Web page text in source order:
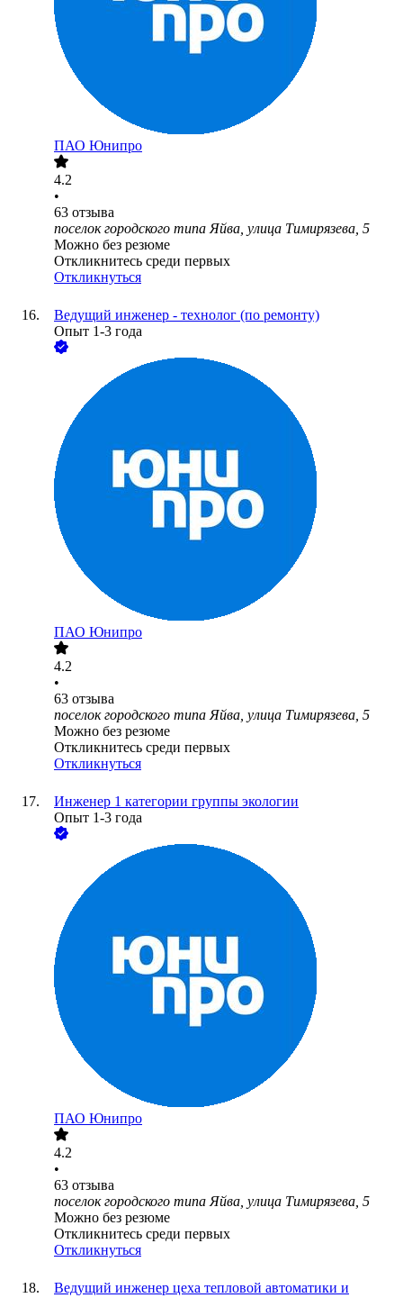
ПАО Юнипро
4.2
•
63 отзыва
поселок городского типа Яйва, улица Тимирязева, 5
Можно без резюме
Откликнитесь среди первых
Откликнуться
Ведущий инженер - технолог (по ремонту)
Опыт 1-3 года
ПАО Юнипро
4.2
•
63 отзыва
поселок городского типа Яйва, улица Тимирязева, 5
Можно без резюме
Откликнитесь среди первых
Откликнуться
Инженер 1 категории группы экологии
Опыт 1-3 года
ПАО Юнипро
4.2
•
63 отзыва
поселок городского типа Яйва, улица Тимирязева, 5
Можно без резюме
Откликнитесь среди первых
Откликнуться
Ведущий инженер цеха тепловой автоматики и